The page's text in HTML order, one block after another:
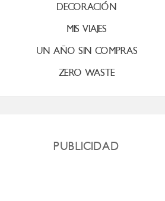
DECORACIÓN
MIS VIAJES
UN AÑO SIN COMPRAS
ZERO WASTE
PUBLICIDAD